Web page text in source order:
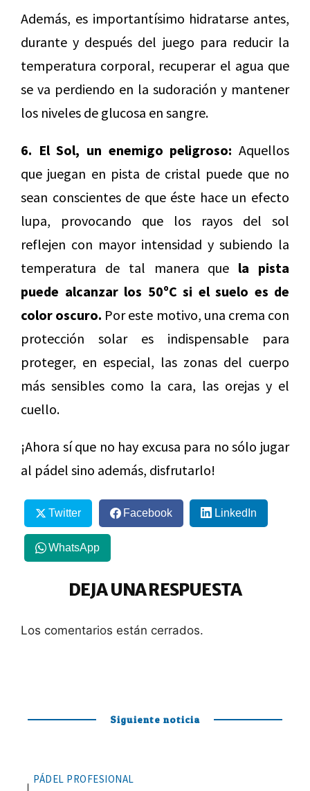
Además, es importantísimo hidratarse antes,
durante y después del juego para reducir la
temperatura corporal, recuperar el agua que
se va perdiendo en la sudoración y mantener
los niveles de glucosa en sangre.
6. El Sol, un enemigo peligroso: Aquellos
que juegan en pista de cristal puede que no
sean conscientes de que éste hace un efecto
lupa, provocando que los rayos del sol
reflejen con mayor intensidad y subiendo la
temperatura de tal manera que la pista
puede alcanzar los 50ºC si el suelo es de
color oscuro. Por este motivo, una crema con
protección solar es indispensable para
proteger, en especial, las zonas del cuerpo
más sensibles como la cara, las orejas y el
cuello.
¡Ahora sí que no hay excusa para no sólo jugar
al pádel sino además, disfrutarlo!
Twitter Facebook LinkedIn
WhatsApp
DEJA UNA RESPUESTA
Los comentarios están cerrados.
Siguiente noticia
PÁDEL PROFESIONAL